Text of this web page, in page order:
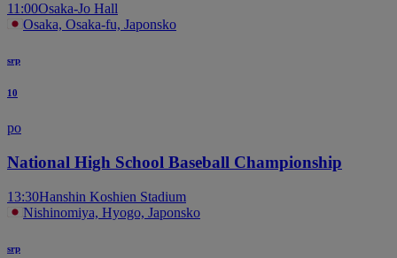
11:00Osaka-Jo Hall
Osaka, Osaka-fu, Japonsko
srp
10
po
National High School Baseball Championship
13:30Hanshin Koshien Stadium
Nishinomiya, Hyogo, Japonsko
srp